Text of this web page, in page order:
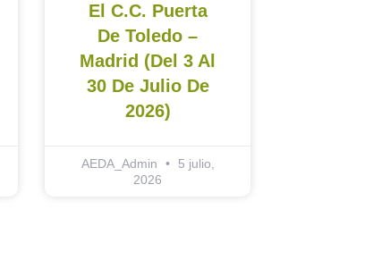
El C.C. Puerta
De Toledo –
Madrid (del 3 Al
30 De Julio De
2026)
AEDA_Admin
5 julio,
2026